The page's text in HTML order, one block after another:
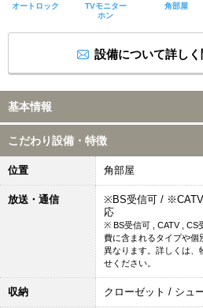
オートロック
TVモニター
ホン
角部屋
設備について詳し
基本情報
こだわり設備・特徴
位置 角部屋
放送・通信
※BS受信可 /
応
※ BS受信可 , CATV , CS
費に含まれるタイプや個
異なります。詳しくは、
せください。
収納 クローゼット / シュ